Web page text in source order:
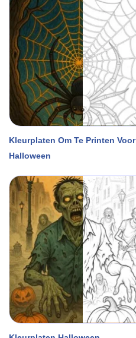
Kleurplaten Om Te Printen Voor
Halloween